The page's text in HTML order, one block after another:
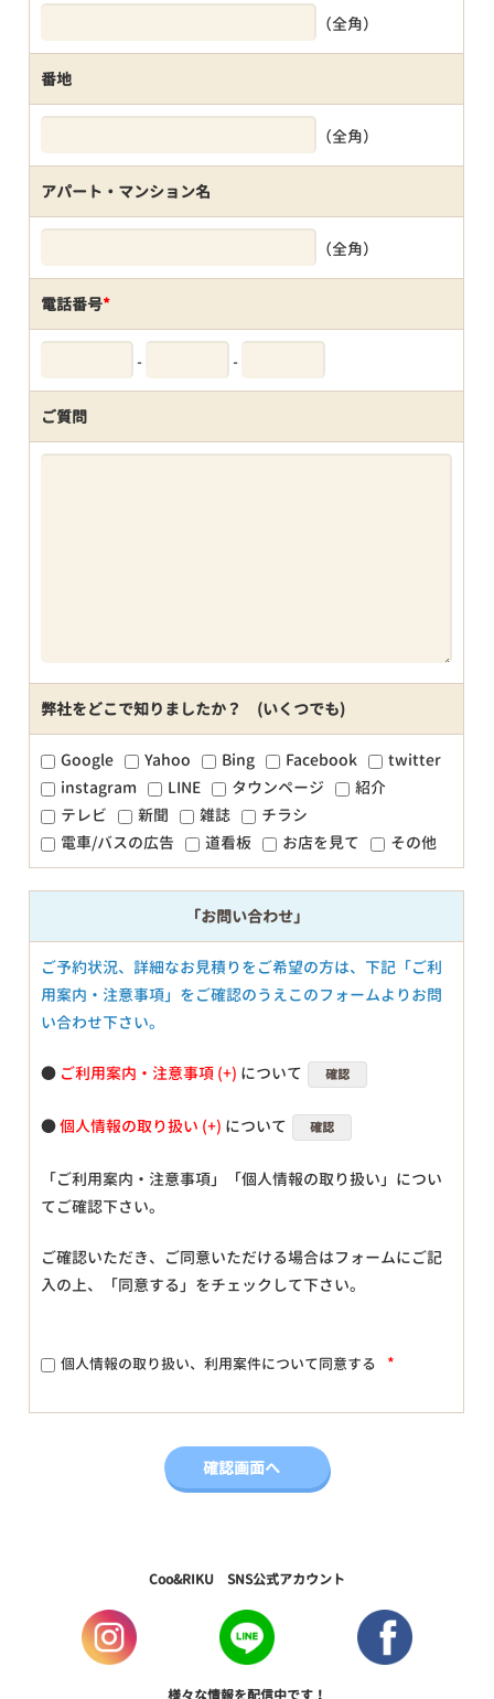
（全角）
番地
（全角）
アパート・マンション名
（全角）
電話番号*
- -
ご質問
弊社をどこで知りましたか？ (いくつでも)
Google Yahoo Bing Facebook
twitter
instagram
LINE タウンページ
紹介
テレビ
新聞 雑誌
チラシ
電車/バスの広告
道看板 お店を見て その他
「お問い合わせ」
ご予約状況、詳細なお見積りをご希望の方は、下記「ご利
用案内・注意事項」をご確認のうえこのフォームよりお問
い合わせ下さい。
● ご利用案内・注意事項 について 確認
●個人情報の取り扱い について 確認
「ご利用案内・注意事項」「個人情報の取り扱い」につい
てご確認下さい。
ご確認いただき、ご同意いただける場合はフォームにご記
入の上、「同意する」をチェックして下さい。
個人情報の取り扱い、利用案件について同意する *
Coo&RIKU SNS公式アカウント
様々な情報を配信中です！